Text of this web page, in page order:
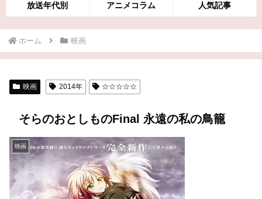
放送年代別 アニメコラム 人気記事
ホーム 映画
映画 2014年 ☆☆☆☆☆
そらのおとしものFinal 永遠の私の鳥籠
映画